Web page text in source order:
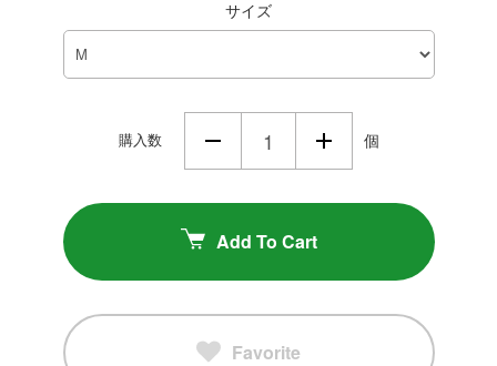
サイズ
購入数 個
Add To Cart
Favorite